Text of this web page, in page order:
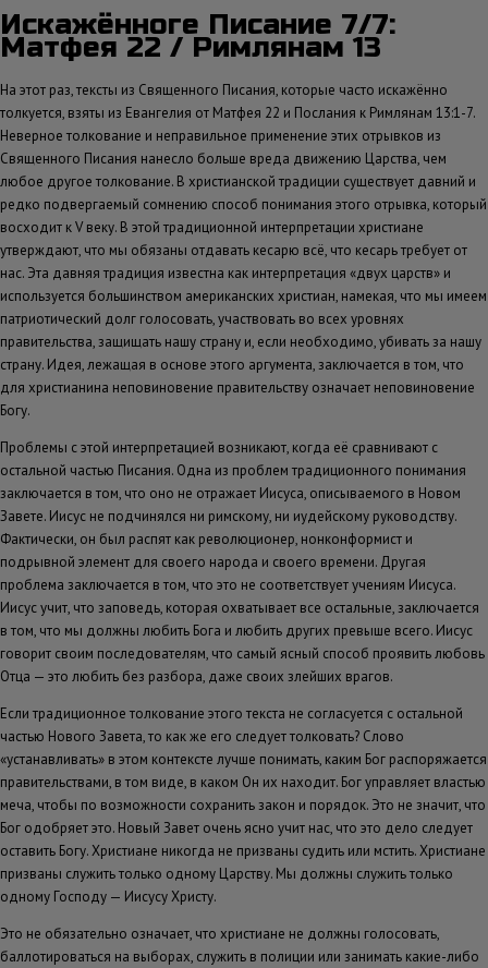
Искажённоге Писание 7/7:
Матфея 22 / Римлянам 13
На этот раз, тексты из Священного Писания, которые часто искажённо
толкуется, взяты из Евангелия от Матфея 22 и Послания к Римлянам 13:1-7.
Неверное толкование и неправильное применение этих отрывков из
Священного Писания нанесло больше вреда движению Царства, чем
любое другое толкование. В христианской традиции существует давний и
редко подвергаемый сомнению способ понимания этого отрывка, который
восходит к V веку. В этой традиционной интерпретации христиане
утверждают, что мы обязаны отдавать кесарю всё, что кесарь требует от
нас. Эта давняя традиция известна как интерпретация «двух царств» и
используется большинством американских христиан, намекая, что мы имеем
патриотический долг голосовать, участвовать во всех уровнях
правительства, защищать нашу страну и, если необходимо, убивать за нашу
страну. Идея, лежащая в основе этого аргумента, заключается в том, что
для христианина неповиновение правительству означает неповиновение
Богу.
Проблемы с этой интерпретацией возникают, когда её сравнивают с
остальной частью Писания. Одна из проблем традиционного понимания
заключается в том, что оно не отражает Иисуса, описываемого в Новом
Завете. Иисус не подчинялся ни римскому, ни иудейскому руководству.
Фактически, он был распят как революционер, нонконформист и
подрывной элемент для своего народа и своего времени. Другая
проблема заключается в том, что это не соответствует учениям Иисуса.
Иисус учит, что заповедь, которая охватывает все остальные, заключается
в том, что мы должны любить Бога и любить других превыше всего. Иисус
говорит своим последователям, что самый ясный способ проявить любовь
Отца — это любить без разбора, даже своих злейших врагов.
Если традиционное толкование этого текста не согласуется с остальной
частью Нового Завета, то как же его следует толковать? Слово
«устанавливать» в этом контексте лучше понимать, каким Бог распоряжается
правительствами, в том виде, в каком Он их находит. Бог управляет властью
меча, чтобы по возможности сохранить закон и порядок. Это не значит, что
Бог одобряет это. Новый Завет очень ясно учит нас, что это дело следует
оставить Богу. Христиане никогда не призваны судить или мстить. Христиане
призваны служить только одному Царству. Мы должны служить только
одному Господу — Иисусу Христу.
Это не обязательно означает, что христиане не должны голосовать,
баллотироваться на выборах, служить в полиции или занимать какие-либо